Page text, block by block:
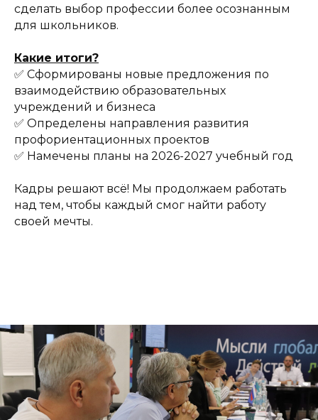
сделать выбор профессии более осознанным
для школьников.
Какие итоги?
✅ Сформированы новые предложения по
взаимодействию образовательных
учреждений и бизнеса
✅ Определены направления развития
профориентационных проектов
✅ Намечены планы на 2026-2027 учебный год
Кадры решают всё! Мы продолжаем работать
над тем, чтобы каждый смог найти работу
своей мечты.